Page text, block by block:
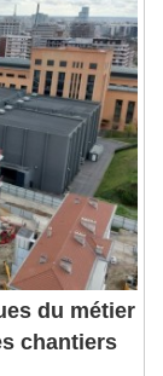
du métier
chantiers